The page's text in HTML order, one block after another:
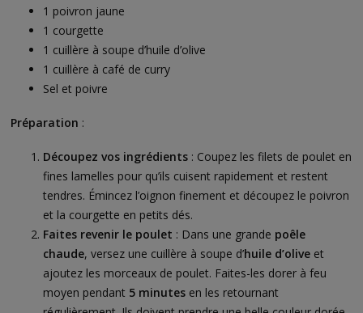
1 poivron jaune
1 courgette
1 cuillère à soupe d’huile d’olive
1 cuillère à café de curry
Sel et poivre
Préparation :
Découpez vos ingrédients : Coupez les filets de poulet en
fines lamelles pour qu’ils cuisent rapidement et restent
tendres. Émincez l’oignon finement et découpez le poivron
et la courgette en petits dés.
Faites revenir le poulet : Dans une grande poêle
chaude, versez une cuillère à soupe d’huile d’olive et
ajoutez les morceaux de poulet. Faites-les dorer à feu
moyen pendant 5 minutes en les retournant